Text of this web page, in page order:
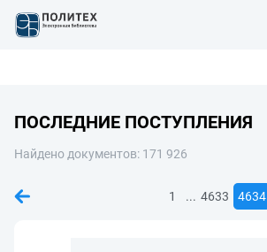
ПОСЛЕДНИЕ ПОСТУПЛЕНИЯ
Найдено документов: 171 926
1 ... 4633 4634